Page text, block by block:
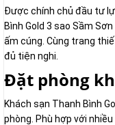
Được chính chủ đầu tư
Bình Gold 3 sao Sầm
ấm cúng. Cùng trang
đủ tiện nghi.
Đặt phòng
Khách sạn Thanh Bình
phòng. Phù hợp với